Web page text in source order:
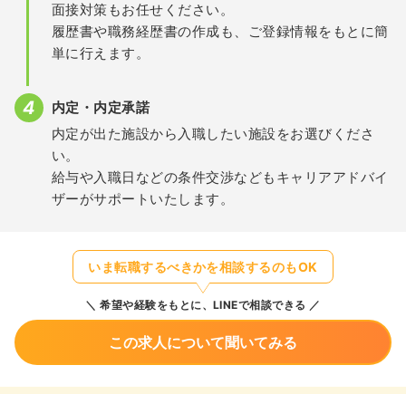
面接対策もお任せください。
履歴書や職務経歴書の作成も、ご登録情報をもとに簡
単に行えます。
内定・内定承諾
内定が出た施設から入職したい施設をお選びくださ
い。
給与や入職日などの条件交渉などもキャリアアドバイ
ザーがサポートいたします。
いま転職するべきかを相談するのもOK
希望や経験をもとに、LINEで相談できる
この求人について聞いてみる